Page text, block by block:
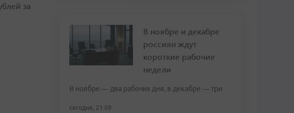
за
В ноябре и декабре
россиян ждут
короткие рабочие
недели
В ноябре — два рабочих дня, в декабре — три
сегодня, 21:09